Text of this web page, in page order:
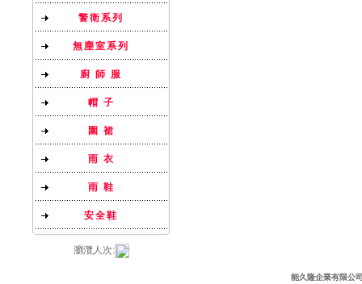
警衛系列
無塵室系列
廚 師 服
帽 子
圍 裙
雨 衣
雨 鞋
安全鞋
瀏灠人次:
能久隆企業有限公